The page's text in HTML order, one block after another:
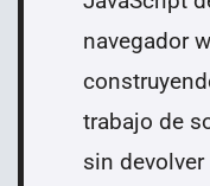
navegador
trabajo de
sin